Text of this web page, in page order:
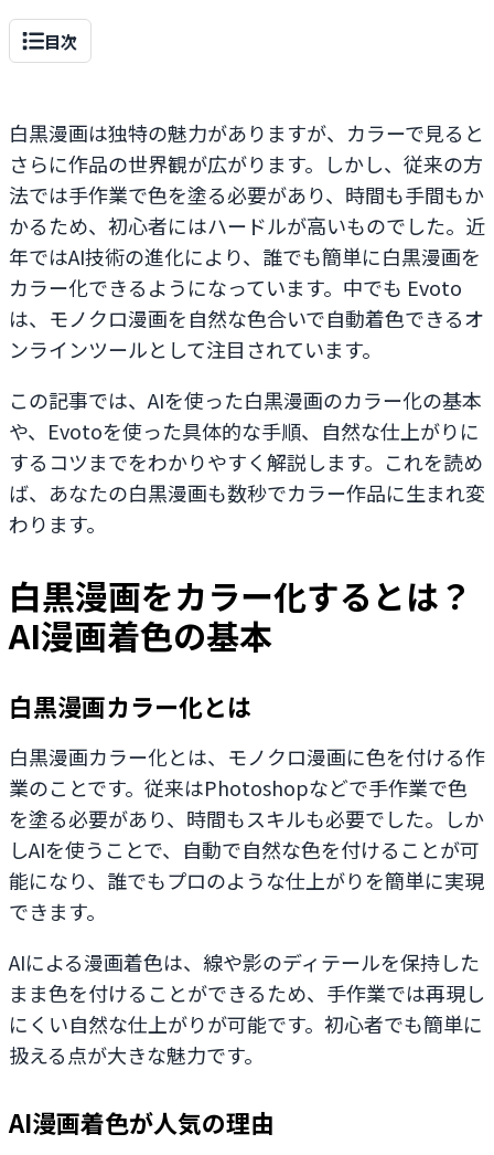
目次
白黒漫画は独特の魅力がありますが、カラーで見ると
さらに作品の世界観が広がります。しかし、従来の方
法では手作業で色を塗る必要があり、時間も手間もか
かるため、初心者にはハードルが高いものでした。近
年ではAI技術の進化により、誰でも簡単に白黒漫画を
カラー化できるようになっています。中でも Evoto
は、モノクロ漫画を自然な色合いで自動着色できるオ
ンラインツールとして注目されています。
この記事では、AIを使った白黒漫画のカラー化の基本
や、Evotoを使った具体的な手順、自然な仕上がりに
するコツまでをわかりやすく解説します。これを読め
ば、あなたの白黒漫画も数秒でカラー作品に生まれ変
わります。
白黒漫画をカラー化するとは？
AI漫画着色の基本
白黒漫画カラー化とは
白黒漫画カラー化とは、モノクロ漫画に色を付ける作
業のことです。従来はPhotoshopなどで手作業で色
を塗る必要があり、時間もスキルも必要でした。しか
しAIを使うことで、自動で自然な色を付けることが可
能になり、誰でもプロのような仕上がりを簡単に実現
できます。
AIによる漫画着色は、線や影のディテールを保持した
まま色を付けることができるため、手作業では再現し
にくい自然な仕上がりが可能です。初心者でも簡単に
扱える点が大きな魅力です。
AI漫画着色が人気の理由